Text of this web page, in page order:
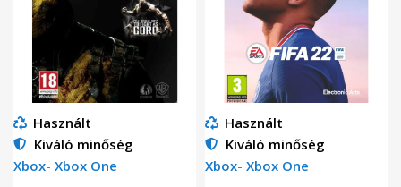
Használt
Kiváló minőség
Xbox- Xbox One
Használt
Kiváló minőség
Xbox- Xbox One